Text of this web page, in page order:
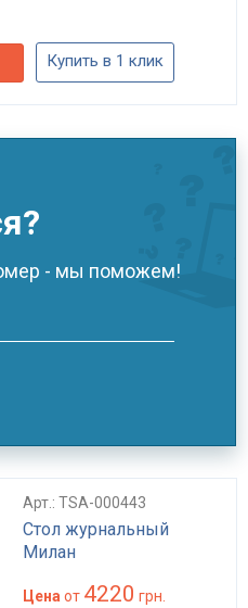
Купить в 1 клик
- мы поможем!
Арт.: TSA-000443
Стол журнальный
Милан
Цена от 4220 грн.